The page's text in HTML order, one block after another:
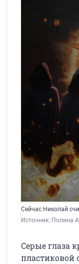
Сейчас Николай
Источник: Полина
Серые глаза
пластиковой